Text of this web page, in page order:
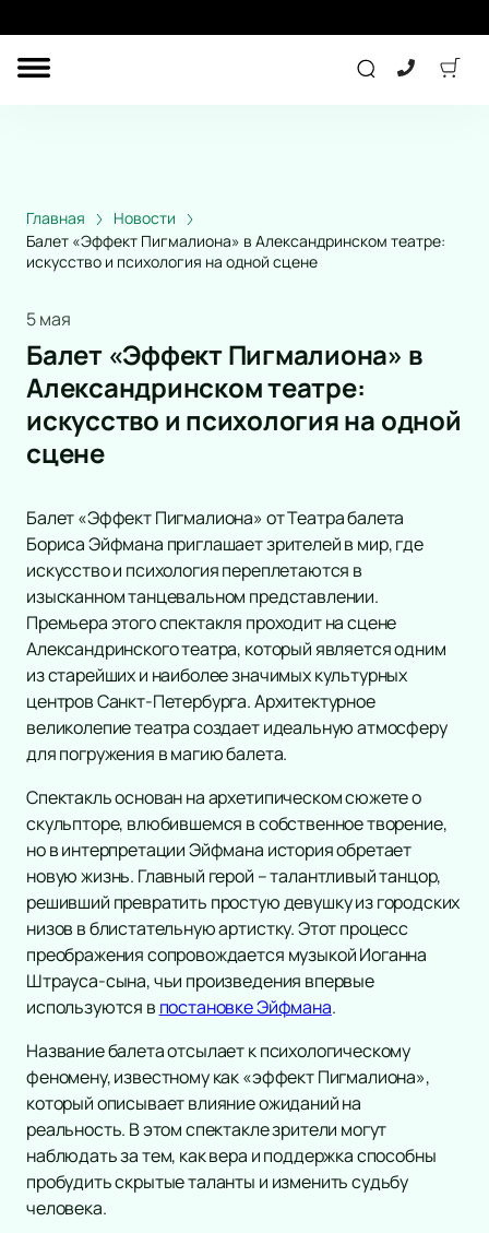
ПОДАРОЧНЫЕ
СЕРТИФИКАТЫ
Выставка
Сертификат
Конкурс красоты
Детский спектакль
Новогодние ёлки
Кукольный театр
Сказка
Музыкальная сказка
Цирк
Детский мюзикл
Новогодняя сказка
Детский квест
Классика
Поп
Рок
Оркестр
Эстрада
Stand Up
Хип-хоп
Джаз и блюз
Фестиваль
Рэп
Юмористическое шоу
Ансамбль
Электронная музыка
Шоу
Хор
Инструментальная музыка
Инди
Танцевальное шоу
Шансон
Новогодние концерты
Гала-концерт
Литературные чтения
Ледовое шоу
Вечеринка
Метал
Театр
Комедия
Драма
Спектакль
Балет
Пьеса
Опера
Музыкальный спектакль
Мюзикл
Творческий вечер
Моноспектакль
Трагикомедия
Оперетта
Танцевальный спектакль
Пластический спектакль
Трагедия
Рок-опера
Мелодрама
Экспериментальный театр
Иммерсивный спектакль
Детектив
Спорт
Континентальная Хоккейная Лига
Российская Премьер Лига
Футбол
Хоккей
Кубок России
Турнир имени Пучкова
Хоккей. Товарищеский матч
Гран-при России по фигурному катанию
Дополнительно
Афиша
Площадки
Новости
Спектакль ГубернаторTherr Maitz в Roof Place
Подборки 11
Главная
Новости
Балет «Эффект Пигмалиона» в Александринском театре:
искусство и психология на одной сцене
5 мая
Балет «Эффект Пигмалиона» в
Александринском театре:
искусство и психология на одной
сцене
Балет «Эффект Пигмалиона» от Театра балета
Бориса Эйфмана приглашает зрителей в мир, где
искусство и психология переплетаются в
изысканном танцевальном представлении.
Премьера этого спектакля проходит на сцене
Александринского театра, который является одним
из старейших и наиболее значимых культурных
центров Санкт-Петербурга. Архитектурное
великолепие театра создает идеальную атмосферу
для погружения в магию балета.
Спектакль основан на архетипическом сюжете о
скульпторе, влюбившемся в собственное творение,
но в интерпретации Эйфмана история обретает
новую жизнь. Главный герой – талантливый танцор,
решивший превратить простую девушку из городских
низов в блистательную артистку. Этот процесс
преображения сопровождается музыкой Иоганна
Штрауса-сына, чьи произведения впервые
используются в постановке Эйфмана.
Название балета отсылает к психологическому
феномену, известному как «эффект Пигмалиона»,
который описывает влияние ожиданий на
реальность. В этом спектакле зрители могут
наблюдать за тем, как вера и поддержка способны
пробудить скрытые таланты и изменить судьбу
человека.